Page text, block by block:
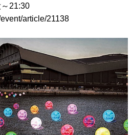
21:30
article/21138